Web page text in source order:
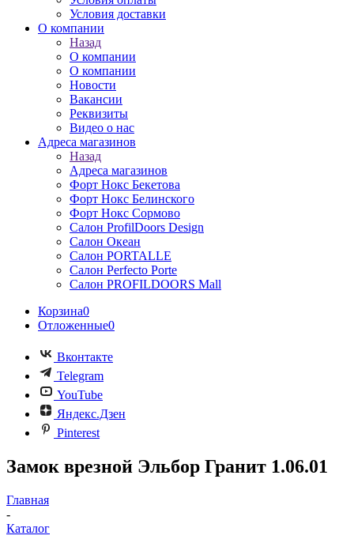
Условия доставки
О компании
Назад
О компании
О компании
Новости
Вакансии
Реквизиты
Видео о нас
Адреса магазинов
Назад
Адреса магазинов
Форт Нокс Бекетова
Форт Нокс Белинского
Форт Нокс Сормово
Салон ProfilDoors Design
Салон Океан
Салон PORTALLE
Салон Perfecto Portе
Салон PROFILDOORS Mall
Корзина0
Отложенные0
Вконтакте
Telegram
YouTube
Яндекс.Дзен
Pinterest
Замок врезной Эльбор Гранит 1.06.01
Главная
-
Каталог